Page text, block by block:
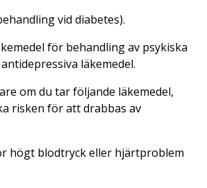
vid diabetes).
för behandling av psykiska
läkemedel.
om du tar följande läkemedel,
risken för att drabbas av
högt blodtryck eller hjärtproblem